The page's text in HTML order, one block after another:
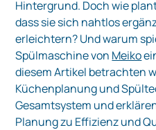
Hintergrund. Doch wie
dass sie sich nahtlos
erleichtern? Und warum
Spülmaschine von Meiko
diesem Artikel betrachten
Küchenplanung und
Gesamtsystem und
Planung zu Effizienz und